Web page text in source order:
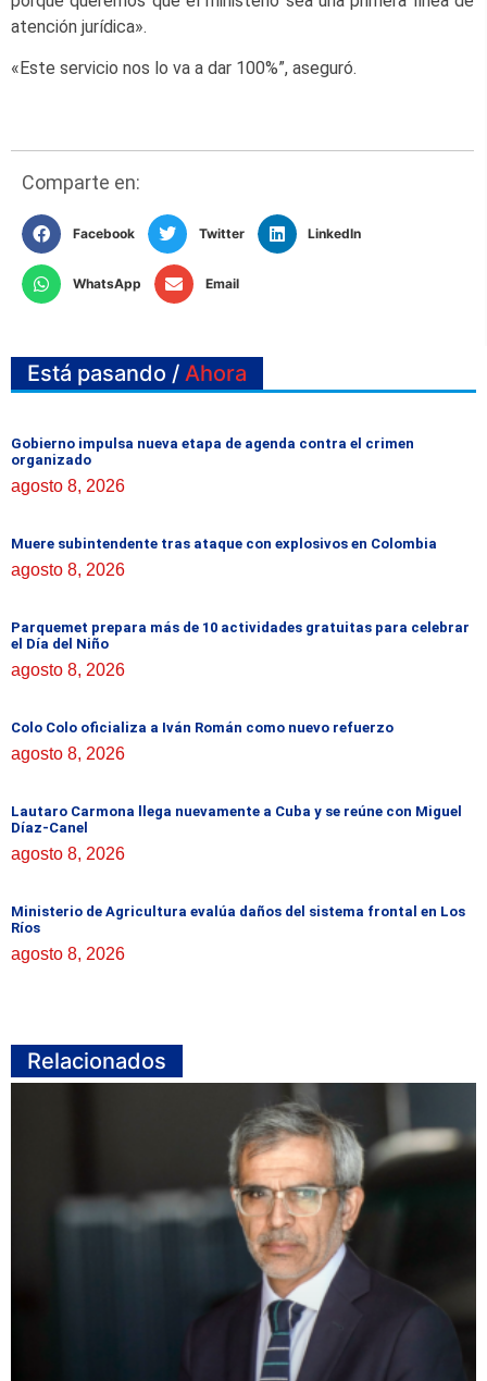
atención jurídica».
«Este servicio nos lo va a dar 100%”, aseguró.
Comparte en:
Facebook Twitter LinkedIn
WhatsApp Email
Está pasando / Ahora
Gobierno impulsa nueva etapa de agenda contra el crimen
organizado
agosto 8, 2026
Muere subintendente tras ataque con explosivos en Colombia
agosto 8, 2026
Parquemet prepara más de 10 actividades gratuitas para celebrar
el Día del Niño
agosto 8, 2026
Colo Colo oficializa a Iván Román como nuevo refuerzo
agosto 8, 2026
Lautaro Carmona llega nuevamente a Cuba y se reúne con Miguel
Díaz-Canel
agosto 8, 2026
Ministerio de Agricultura evalúa daños del sistema frontal en Los
Ríos
agosto 8, 2026
Relacionados